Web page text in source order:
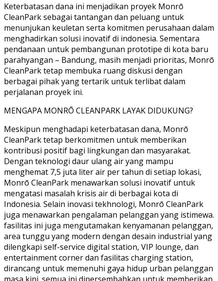
Keterbatasan dana ini menjadikan proyek Monrō
CleanPark sebagai tantangan dan peluang untuk
menunjukan keuletan serta komitmen perusahaan dalam
menghadirkan solusi inovatif di indonesia. Sementara
pendanaan untuk pembangunan prototipe di kota baru
parahyangan – Bandung, masih menjadi prioritas, Monrō
CleanPark tetap membuka ruang diskusi dengan
berbagai pihak yang tertarik untuk terlibat dalam
perjalanan proyek ini.
MENGAPA MONRŌ CLEANPARK LAYAK DIDUKUNG?
Meskipun menghadapi keterbatasan dana, Monrō
CleanPark tetap berkomitmen untuk memberikan
kontribusi positif bagi lingkungan dan masyarakat.
Dengan teknologi daur ulang air yang mampu
menghemat 7,5 juta liter air per tahun di setiap lokasi,
Monrō CleanPark menawarkan solusi inovatif untuk
mengatasi masalah krisis air di berbagai kota di
Indonesia. Selain inovasi tekhnologi, Monrō CleanPark
juga menawarkan pengalaman pelanggan yang istimewa.
fasilitas ini juga mengutamakan kenyamanan pelanggan,
area tunggu yang modern dengan desain industrial yang
dilengkapi self-service digital station, VIP lounge, dan
entertainment corner dan fasilitas charging station,
dirancang untuk memenuhi gaya hidup urban pelanggan